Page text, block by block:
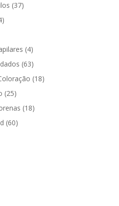
(37)
(4)
(63)
(18)
(25)
(18)
(60)